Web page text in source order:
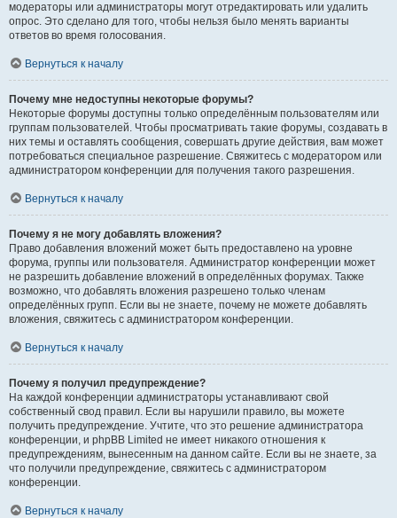
модераторы или администраторы могут отредактировать или удалить
опрос. Это сделано для того, чтобы нельзя было менять варианты
ответов во время голосования.
Вернуться к началу
Почему мне недоступны некоторые форумы?
Некоторые форумы доступны только определённым пользователям или
группам пользователей. Чтобы просматривать такие форумы, создавать в
них темы и оставлять сообщения, совершать другие действия, вам может
потребоваться специальное разрешение. Свяжитесь с модератором или
администратором конференции для получения такого разрешения.
Вернуться к началу
Почему я не могу добавлять вложения?
Право добавления вложений может быть предоставлено на уровне
форума, группы или пользователя. Администратор конференции может
не разрешить добавление вложений в определённых форумах. Также
возможно, что добавлять вложения разрешено только членам
определённых групп. Если вы не знаете, почему не можете добавлять
вложения, свяжитесь с администратором конференции.
Вернуться к началу
Почему я получил предупреждение?
На каждой конференции администраторы устанавливают свой
собственный свод правил. Если вы нарушили правило, вы можете
получить предупреждение. Учтите, что это решение администратора
конференции, и phpBB Limited не имеет никакого отношения к
предупреждениям, вынесенным на данном сайте. Если вы не знаете, за
что получили предупреждение, свяжитесь с администратором
конференции.
Вернуться к началу